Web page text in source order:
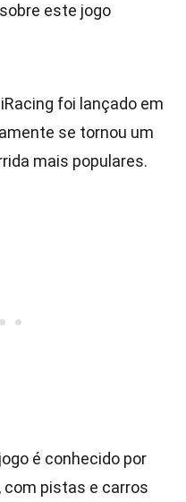
este jogo
iRacing foi lançado em
se tornou um
mais populares.
é conhecido por
pistas e carros